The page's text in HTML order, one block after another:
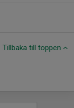
Tillbaka till toppen